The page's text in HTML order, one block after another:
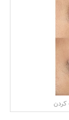
بانک، بیمه و سرمایه
مسکن و ساختمان
کردن